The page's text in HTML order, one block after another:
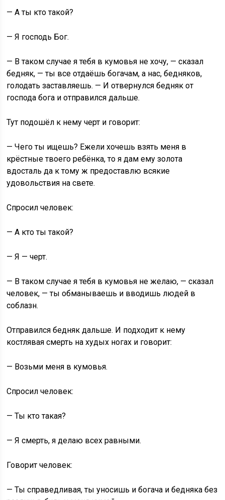
— А ты кто такой?
— Я господь Бог.
— В таком случае я тебя в кумовья не хочу, — сказал
бедняк, — ты все отдаёшь богачам, а нас, бедняков,
голодать заставляешь. — И отвернулся бедняк от
господа бога и отправился дальше.
Тут подошёл к нему черт и говорит:
— Чего ты ищешь? Ежели хочешь взять меня в
крёстные твоего ребёнка, то я дам ему золота
вдосталь да к тому ж предоставлю всякие
удовольствия на свете.
Спросил человек:
— А кто ты такой?
— Я — черт.
— В таком случае я тебя в кумовья не желаю, — сказал
человек, — ты обманываешь и вводишь людей в
соблазн.
Отправился бедняк дальше. И подходит к нему
костлявая смерть на худых ногах и говорит:
— Возьми меня в кумовья.
Спросил человек:
— Ты кто такая?
— Я смерть, я делаю всех равными.
Говорит человек:
— Ты справедливая, ты уносишь и богача и бедняка без